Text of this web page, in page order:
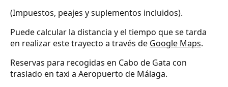
(Impuestos, peajes y suplementos incluidos).
Puede calcular la distancia y el tiempo que se tarda
en realizar este trayecto a través de Google Maps.
Reservas para recogidas en Cabo de Gata con
traslado en taxi a Aeropuerto de Málaga.